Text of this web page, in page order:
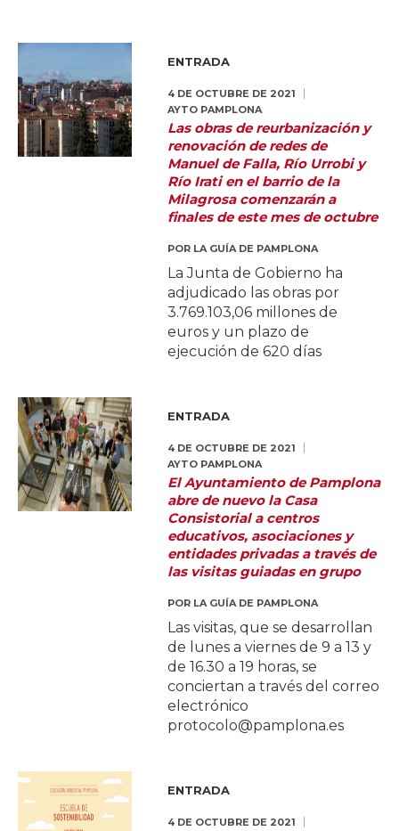
ENTRADA
4 DE OCTUBRE DE 2021
AYTO PAMPLONA
Las obras de reurbanización y
renovación de redes de
Manuel de Falla, Río Urrobi y
Río Irati en el barrio de la
Milagrosa comenzarán a
finales de este mes de octubre
POR LA GUÍA DE PAMPLONA
La Junta de Gobierno ha
adjudicado las obras por
3.769.103,06 millones de
euros y un plazo de
ejecución de 620 días
ENTRADA
4 DE OCTUBRE DE 2021
AYTO PAMPLONA
El Ayuntamiento de Pamplona
abre de nuevo la Casa
Consistorial a centros
educativos, asociaciones y
entidades privadas a través de
las visitas guiadas en grupo
POR LA GUÍA DE PAMPLONA
Las visitas, que se desarrollan
de lunes a viernes de 9 a 13 y
de 16.30 a 19 horas, se
conciertan a través del correo
electrónico
protocolo@pamplona.es
ENTRADA
4 DE OCTUBRE DE 2021